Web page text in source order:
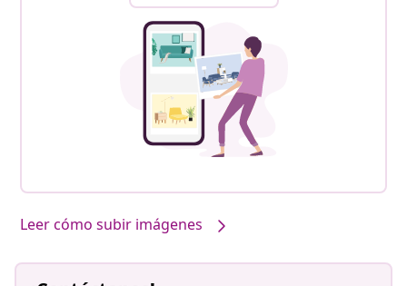
Leer cómo subir imágenes